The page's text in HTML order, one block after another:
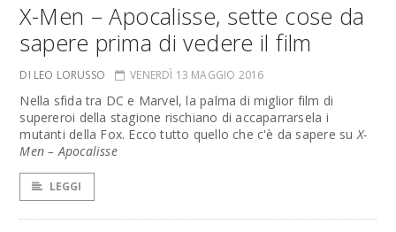
X-Men – Apocalisse, sette cose da
sapere prima di vedere il film
DI LEO LORUSSO VENERDÌ 13 MAGGIO 2016
Nella sfida tra DC e Marvel, la palma di miglior film di
supereroi della stagione rischiano di accaparrarsela i
mutanti della Fox. Ecco tutto quello che c'è da sapere suX-
Men – Apocalisse
LEGGI